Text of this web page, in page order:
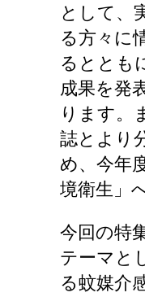
として、
る方々に
るととも
成果を発
ります。
誌とより
め、今年
境衛生」
今回の特
テーマと
る蚊媒介